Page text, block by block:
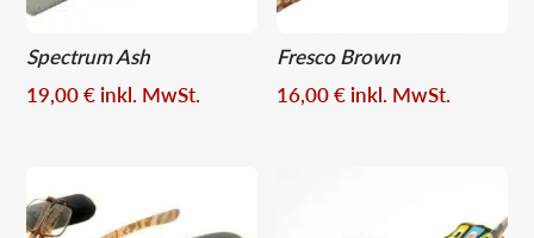
Spectrum Ash
19,00€ inkl. MwSt.
Fresco Brown
16,00€ inkl. MwSt.